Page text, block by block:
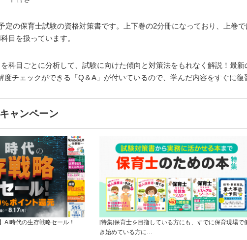
定の保育士試験の資格対策書です。上下巻の2分冊になっており、上巻
目を扱っています。
科目ごとに分析して、試験に向けた傾向と対策法をもれなく解説！最
度チェックができる「Q＆A」が付いているので、学んだ内容をすぐに復
ャンペーン
AI時代の生存戦略セール！
[特集]保育士を目指している方にも、すでに保育現場で
き始めている方に…